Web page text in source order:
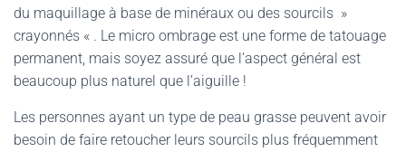
du maquillage à base de minéraux ou des sourcils »
crayonnés « . Le micro ombrage est une forme de tatouage
permanent, mais soyez assuré que l’aspect général est
beaucoup plus naturel que l’aiguille !
Les personnes ayant un type de peau grasse peuvent avoir
besoin de faire retoucher leurs sourcils plus fréquemment